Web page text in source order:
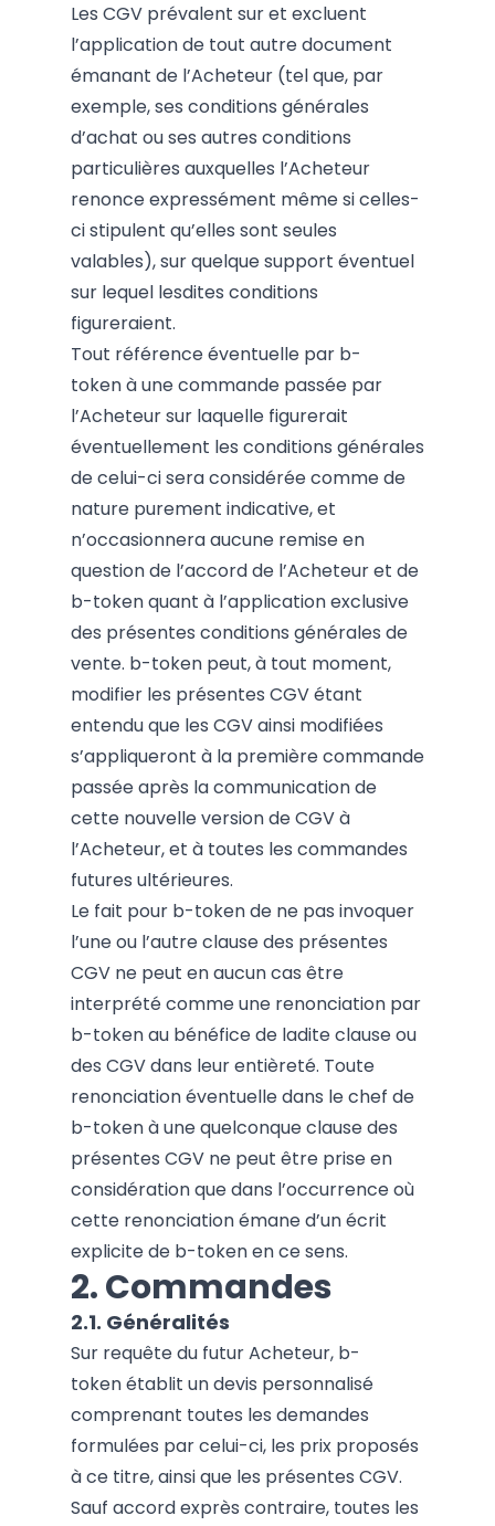
Les CGV prévalent sur et excluent
l’application de tout autre document
émanant de l’Acheteur (tel que, par
exemple, ses conditions générales
d’achat ou ses autres conditions
particulières auxquelles l’Acheteur
renonce expressément même si celles-
ci stipulent qu’elles sont seules
valables), sur quelque support éventuel
sur lequel lesdites conditions
figureraient.
Tout référence éventuelle par b-
token à une commande passée par
l’Acheteur sur laquelle figurerait
éventuellement les conditions générales
de celui-ci sera considérée comme de
nature purement indicative, et
n’occasionnera aucune remise en
question de l’accord de l’Acheteur et de
b-token quant à l’application exclusive
des présentes conditions générales de
vente. b-token peut, à tout moment,
modifier les présentes CGV étant
entendu que les CGV ainsi modifiées
s’appliqueront à la première commande
passée après la communication de
cette nouvelle version de CGV à
l’Acheteur, et à toutes les commandes
futures ultérieures.
Le fait pour b-token de ne pas invoquer
l’une ou l’autre clause des présentes
CGV ne peut en aucun cas être
interprété comme une renonciation par
b-token au bénéfice de ladite clause ou
des CGV dans leur entièreté. Toute
renonciation éventuelle dans le chef de
b-token à une quelconque clause des
présentes CGV ne peut être prise en
considération que dans l’occurrence où
cette renonciation émane d’un écrit
explicite de b-token en ce sens.
2. Commandes
2.1. Généralités
Sur requête du futur Acheteur, b-
token établit un devis personnalisé
comprenant toutes les demandes
formulées par celui-ci, les prix proposés
à ce titre, ainsi que les présentes CGV.
Sauf accord exprès contraire, toutes les